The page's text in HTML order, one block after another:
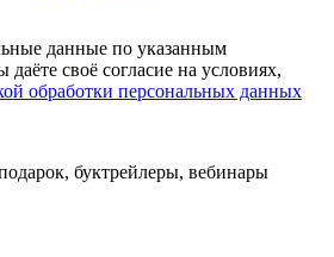
данные по указанным
своё согласие на условиях,
обработки персональных данных
буктрейлеры, вебинары